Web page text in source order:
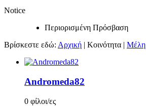
Notice
Περιορισμένη Πρόσβαση
Βρίσκεστε εδώ: Αρχική | Κοινότητα | Μέλη
Andromeda82
0 φίλοι/ες